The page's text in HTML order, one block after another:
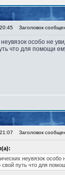
Заголовок
неувязок особо не
что для помощи
Заголовок
неувязок
свой путь что для